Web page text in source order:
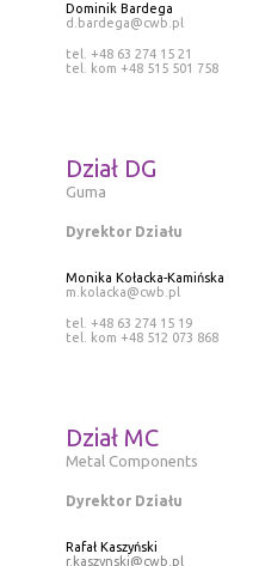
Dominik Bardega
d.bardega@cwb.pl
tel. +48 63 274 15 21
tel. kom +48 515 501 758
Dział DG
Guma
Dyrektor Działu
Monika Kołacka-Kamińska
m.kolacka@cwb.pl
tel. +48 63 274 15 19
tel. kom +48 512 073 868
Dział MC
Metal Components
Dyrektor Działu
Rafał Kaszyński
r.kaszynski@cwb.pl